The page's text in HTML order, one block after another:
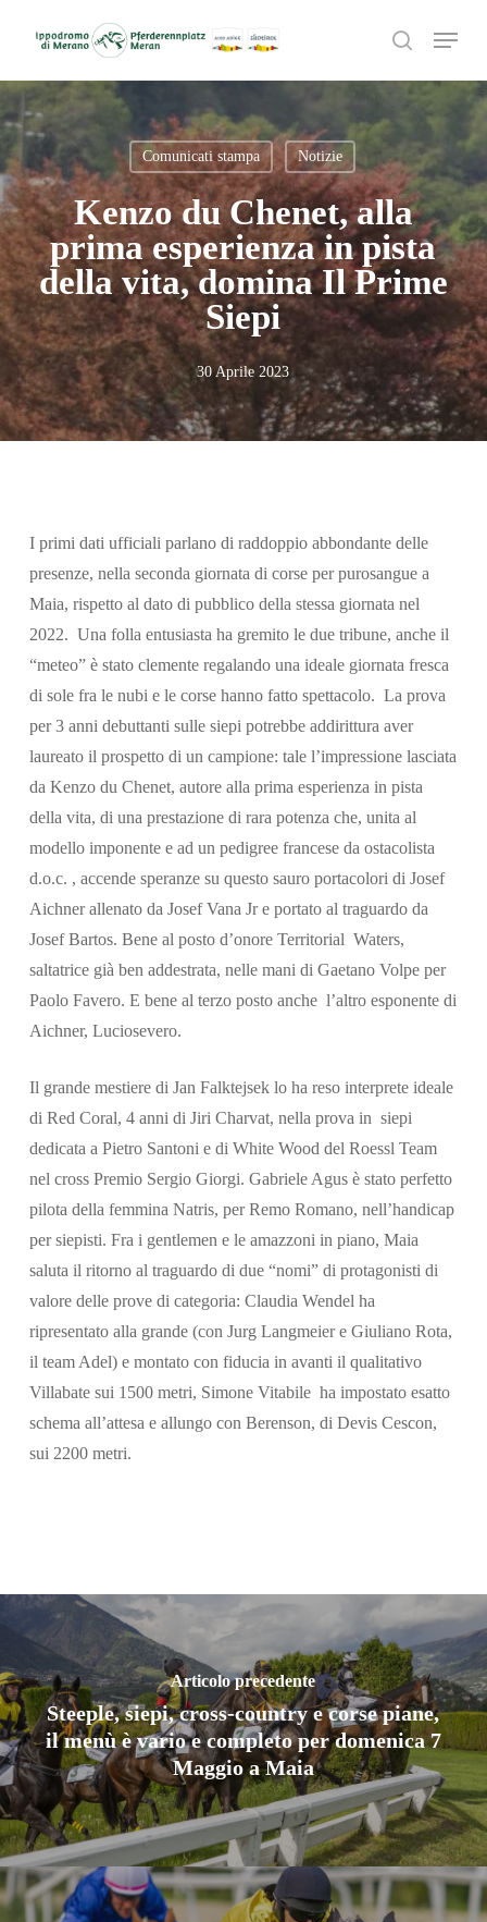
content
search
Menu
Cerca
Comunicati stampa Notizie
Kenzo du Chenet, alla
prima esperienza in pista
della vita, domina Il Prime
Siepi
30 Aprile 2023
I primi dati ufficiali parlano di raddoppio abbondante delle
presenze, nella seconda giornata di corse per purosangue a
Maia, rispetto al dato di pubblico della stessa giornata nel
2022. Una folla entusiasta ha gremito le due tribune, anche il
“meteo” è stato clemente regalando una ideale giornata fresca
di sole fra le nubi e le corse hanno fatto spettacolo. La prova
per 3 anni debuttanti sulle siepi potrebbe addirittura aver
laureato il prospetto di un campione: tale l’impressione lasciata
da Kenzo du Chenet, autore alla prima esperienza in pista
della vita, di una prestazione di rara potenza che, unita al
modello imponente e ad un pedigree francese da ostacolista
d.o.c. , accende speranze su questo sauro portacolori di Josef
Aichner allenato da Josef Vana Jr e portato al traguardo da
Josef Bartos. Bene al posto d’onore Territorial Waters,
saltatrice già ben addestrata, nelle mani di Gaetano Volpe per
Paolo Favero. E bene al terzo posto anche l’altro esponente di
Aichner, Luciosevero.
Il grande mestiere di Jan Falktejsek lo ha reso interprete ideale
di Red Coral, 4 anni di Jiri Charvat, nella prova in siepi
dedicata a Pietro Santoni e di White Wood del Roessl Team
nel cross Premio Sergio Giorgi. Gabriele Agus è stato perfetto
pilota della femmina Natris, per Remo Romano, nell’handicap
per siepisti. Fra i gentlemen e le amazzoni in piano, Maia
saluta il ritorno al traguardo di due “nomi” di protagonisti di
valore delle prove di categoria: Claudia Wendel ha
ripresentato alla grande (con Jurg Langmeier e Giuliano Rota,
il team Adel) e montato con fiducia in avanti il qualitativo
Villabate sui 1500 metri, Simone Vitabile ha impostato esatto
schema all’attesa e allungo con Berenson, di Devis Cescon,
sui 2200 metri.
Articolo precedente
Steeple, siepi, cross-country e corse piane,
il menù è vario e completo per domenica 7
Maggio a Maia